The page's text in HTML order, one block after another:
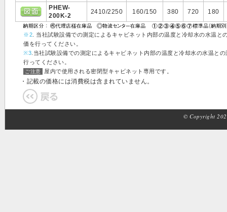
PHEW-
200K-2
2410/2250 160/150 380 720 180
※2 . 当社試験設備での測定によるキャビネット内部の温度と冷却水の水温
価を行ってください。
※3 .当社試験設備での測定によるキャビネット内部の温度と冷却水の水温
行ってください。
ご注意 屋内で使用される密閉型キャビネット専用です。
・記載の価格には消費税は含まれていません。
© Copyright